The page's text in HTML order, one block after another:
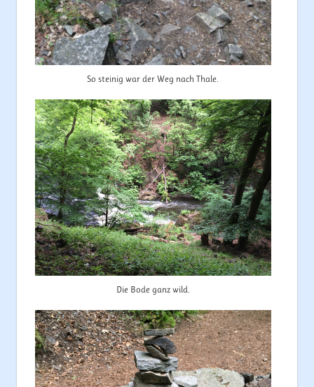
So steinig war der Weg nach Thale.
Die Bode ganz wild.